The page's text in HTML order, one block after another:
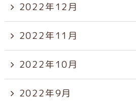
2022年12月
2022年11月
2022年10月
2022年9月